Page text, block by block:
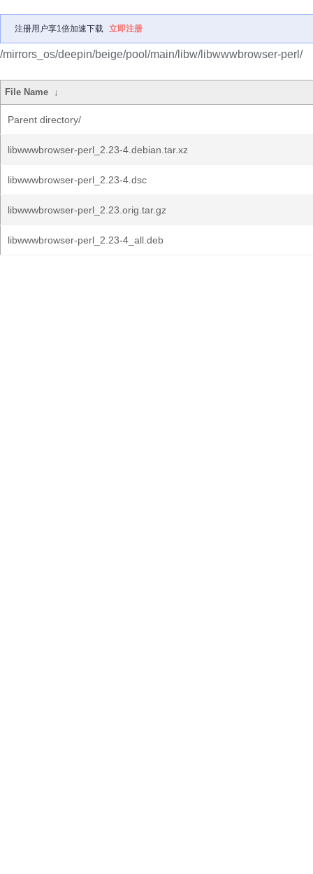
注册用户享1倍加速下载 立即注册
/mirrors_os/deepin/beige/pool/main/libw/libwwwbrowser-perl/
File Name ↓
Parent directory/
libwwwbrowser-perl_2.23-4.debian.tar.xz
libwwwbrowser-perl_2.23-4.dsc
libwwwbrowser-perl_2.23.orig.tar.gz
libwwwbrowser-perl_2.23-4_all.deb